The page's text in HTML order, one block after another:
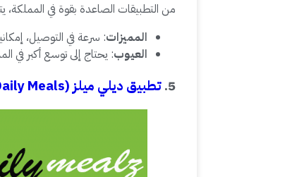
من التطبيقات الصاعدة بقوة في
المميزات: سرعة في التوصيل،
العيوب: يحتاج إلى توسع أكبر في
5. تطبيق ديلي ميلز (Daily Meals)